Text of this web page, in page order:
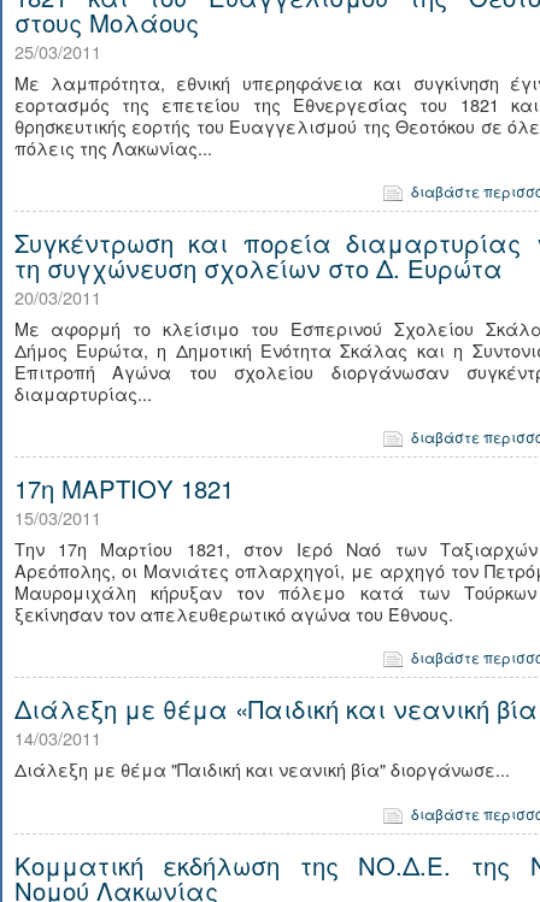
στους Μολάους
25/03/2011
Με λαμπρότητα, εθνική υπερηφάνεια και συγκίνηση
εορτασμός της επετείου της Εθνεργεσίας του 1821
θρησκευτικής εορτής του Ευαγγελισμού της Θεοτόκου σε
πόλεις της Λακωνίας...
διαβάστε
Συγκέντρωση και πορεία διαμαρτυρίας
τη συγχώνευση σχολείων στο Δ. Ευρώτα
20/03/2011
Mε αφορμή το κλείσιμο του Εσπερινού Σχολείου
Δήμος Ευρώτα, η Δημοτική Ενότητα Σκάλας και η
Επιτροπή Αγώνα του σχολείου διοργάνωσαν
διαμαρτυρίας...
διαβάστε
17η ΜΑΡΤΙΟΥ 1821
15/03/2011
Την 17η Μαρτίου 1821, στον Ιερό Ναό των
Αρεόπολης, οι Μανιάτες οπλαρχηγοί, με αρχηγό τον
Μαυρομιχάλη κήρυξαν τον πόλεμο κατά των
ξεκίνησαν τον απελευθερωτικό αγώνα του Έθνους.
διαβάστε
Διάλεξη με θέμα «Παιδική και νεανική
14/03/2011
Διάλεξη με θέμα "Παιδική και νεανική βία" διοργάνωσε...
διαβάστε
Κομματική εκδήλωση της ΝΟ.Δ.Ε. της
Νομού Λακωνίας